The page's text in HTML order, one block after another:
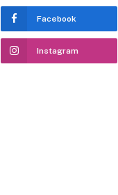
Facebook
Instagram